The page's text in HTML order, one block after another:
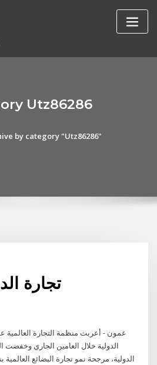
Utz86286
by category "Utz86286"
تجارة
عمون - أعربت منظمة التجارة العالمية
الدولية خلال العامين الجاري وخفضت